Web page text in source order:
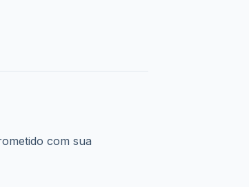
regras e condições de financiamento. As